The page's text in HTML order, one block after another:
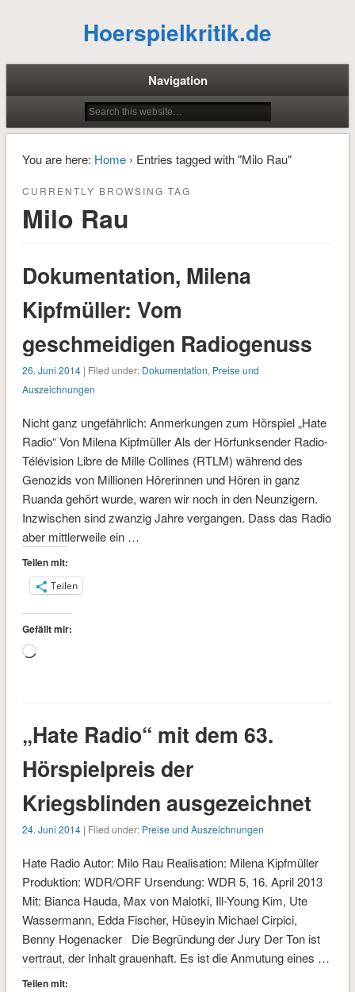
Hoerspielkritik.de
Navigation
You are here: Home› Entries tagged with "Milo Rau"
CURRENTLY BROWSING TAG
Milo Rau
Dokumentation, Milena
Kipfmüller: Vom
geschmeidigen Radiogenuss
26. Juni 2014| Filed under: Dokumentation, Preise und
Auszeichnungen
Nicht ganz ungefährlich: Anmerkungen zum Hörspiel „Hate
Radio“ Von Milena Kipfmüller Als der Hörfunksender Radio-
Télévision Libre de Mille Collines (RTLM) während des
Genozids von Millionen Hörerinnen und Hören in ganz
Ruanda gehört wurde, waren wir noch in den Neunzigern.
Inzwischen sind zwanzig Jahre vergangen. Dass das Radio
aber mittlerweile ein …
Teilen mit:
Teilen
Gefällt mir:
Wird
„Hate Radio“ mit dem 63.
Hörspielpreis der
Kriegsblinden ausgezeichnet
24. Juni 2014| Filed under: Preise und Auszeichnungen
Hate Radio Autor: Milo Rau Realisation: Milena Kipfmüller
Produktion: WDR/ORF Ursendung: WDR 5, 16. April 2013
Mit: Bianca Hauda, Max von Malotki, Ill-Young Kim, Ute
Wassermann, Edda Fischer, Hüseyin Michael Cirpici,
Benny Hogenacker Die Begründung der Jury Der Ton ist
vertraut, der Inhalt grauenhaft. Es ist die Anmutung eines …
Teilen mit: